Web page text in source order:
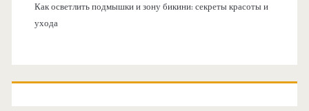
Как осветлить подмышки и зону бикини: секреты красоты и
ухода